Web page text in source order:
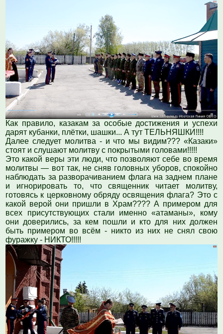
Как правило, казакам за особые достижения и успехи
дарят кубанки, плётки, шашки... А тут ТЕЛЬНЯШКИ!!!!
Далее следует молитва - и что мы видим??? «Казаки»
стоят и слушают молитву с покрытыми головами!!!!!
Это какой веры эти люди, что позволяют себе во время
молитвы — вот так, не сняв головных уборов, спокойно
наблюдать за разворачиванием флага на заднем плане
и игнорировать то, что священник читает молитву,
готовясь к церковному обряду освящения флага? Это с
какой верой они пришли в Храм???? А примером для
всех присутствующих стали именно «атаманы», кому
они доверились, за кем пошли и кто для них должен
быть примером во всём - никто из них не снял свою
фуражку - НИКТО!!!!!